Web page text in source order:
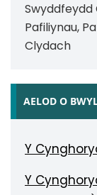
Swyddfeydd
Pafiliynau,
Clydach
AELOD O
Y
Y